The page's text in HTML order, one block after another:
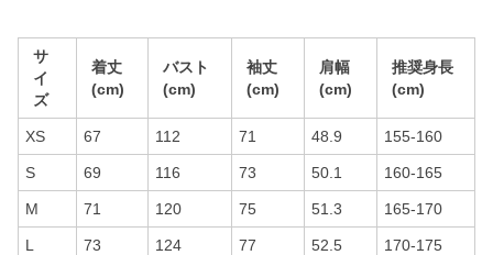
サ
イ
ズ
着丈
(cm)
バスト
(cm)
袖丈
(cm)
肩幅
(cm)
推奨身長
(cm)
XS 67 112 71 48.9 155-160
S 69 116 73 50.1 160-165
M 71 120 75 51.3 165-170
L 73 124 77 52.5 170-175